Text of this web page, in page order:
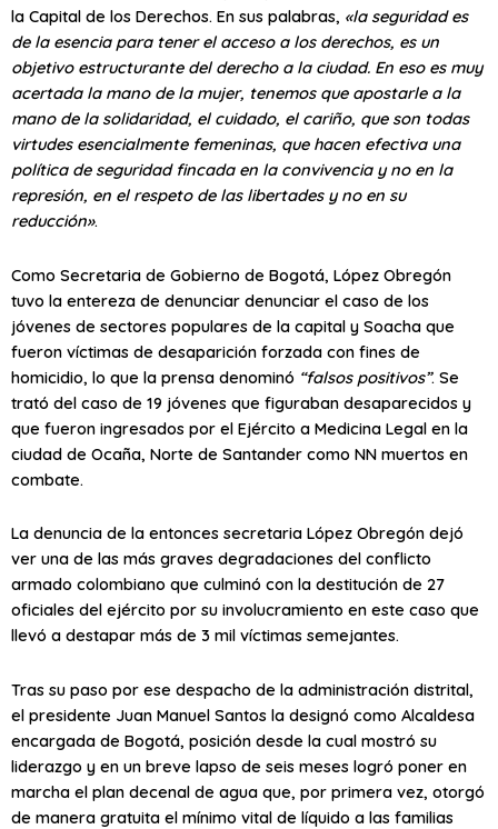
la Capital de los Derechos. En sus palabras, «la seguridad es
de la esencia para tener el acceso a los derechos, es un
objetivo estructurante del derecho a la ciudad. En eso es muy
acertada la mano de la mujer, tenemos que apostarle a la
mano de la solidaridad, el cuidado, el cariño, que son todas
virtudes esencialmente femeninas, que hacen efectiva una
política de seguridad fincada en la convivencia y no en la
represión, en el respeto de las libertades y no en su
reducción».
Como Secretaria de Gobierno de Bogotá, López Obregón
tuvo la entereza de denunciar denunciar el caso de los
jóvenes de sectores populares de la capital y Soacha que
fueron víctimas de desaparición forzada con fines de
homicidio, lo que la prensa denominó “falsos positivos”. Se
trató del caso de 19 jóvenes que figuraban desaparecidos y
que fueron ingresados por el Ejército a Medicina Legal en la
ciudad de Ocaña, Norte de Santander como NN muertos en
combate. ​
La denuncia de la entonces secretaria López Obregón dejó
ver una de las más graves degradaciones del conflicto
armado colombiano que culminó con la destitución de 27
oficiales del ejército por su involucramiento en este caso que
llevó a destapar más de 3 mil víctimas semejantes.
Tras su paso por ese despacho de la administración distrital,
el presidente Juan Manuel Santos la designó como Alcaldesa
encargada de Bogotá, posición desde la cual mostró su
liderazgo y en un breve lapso de seis meses logró poner en
marcha el plan decenal de agua que, por primera vez, otorgó
de manera gratuita el mínimo vital de líquido a las familias